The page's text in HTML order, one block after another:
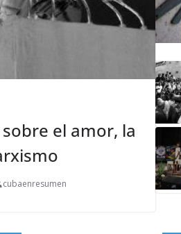
el amor, la
cubaenresumen